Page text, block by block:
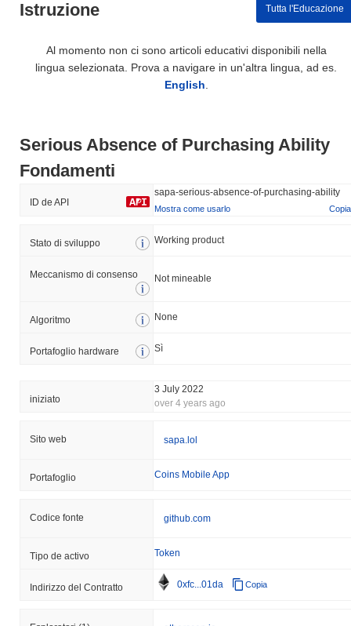
Istruzione Tutta l'Educazione
Al momento non ci sono articoli educativi disponibili nella
lingua selezionata. Prova a navigare in un'altra lingua, ad es.
English
Serious Absence of Purchasing Ability
Fondamenti
ID de API
sapa-serious-absence-of-purchasing-ability
Copia
Mostra come usarlo
Stato di sviluppo Working product
Meccanismo di consenso Not mineable
Algoritmo None
Portafoglio hardware Sì
iniziato
3 July 2022
over 4 years ago
Sito web sapa.lol
Portafoglio Coins Mobile App
Codice fonte github.com
Tipo de activo Token
Indirizzo del Contratto 0xfc...01da Copia